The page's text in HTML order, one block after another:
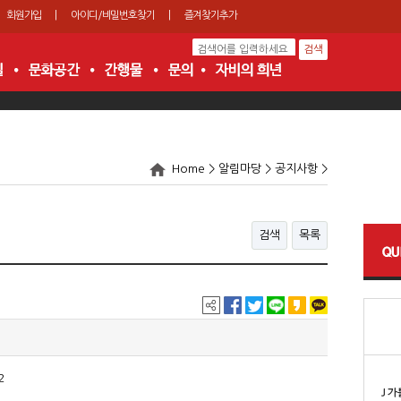
회원가입 아이디/비밀번호찾기 즐겨찾기추가
Home > 알림마당 > 공지사항 >
검색 목록